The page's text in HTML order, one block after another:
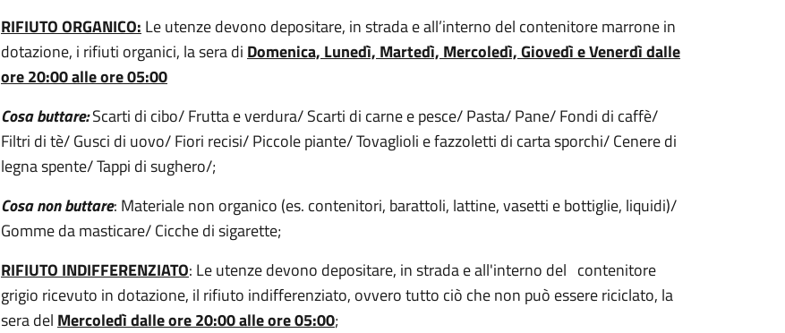
RIFIUTO ORGANICO: Le utenze devono depositare, in strada e all’interno del contenitore marrone in
dotazione, i rifiuti organici, la sera di Domenica, Lunedì, Martedì, Mercoledì, Giovedì e Venerdì dalle
ore 20:00 alle ore 05:00
Cosa buttare:Scarti di cibo/ Frutta e verdura/ Scarti di carne e pesce/ Pasta/ Pane/ Fondi di caffè/
Filtri di tè/ Gusci di uovo/ Fiori recisi/ Piccole piante/ Tovaglioli e fazzoletti di carta sporchi/ Cenere di
legna spente/ Tappi di sughero/;
Cosa non buttare: Materiale non organico (es. contenitori, barattoli, lattine, vasetti e bottiglie, liquidi)/
Gomme da masticare/ Cicche di sigarette;
RIFIUTO INDIFFERENZIATO: Le utenze devono depositare, in strada e all'interno del contenitore
grigio ricevuto in dotazione, il rifiuto indifferenziato, ovvero tutto ciò che non può essere riciclato, la
sera del Mercoledì dalle ore 20:00 alle ore 05:00;